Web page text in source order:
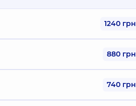
1240 грн
880 грн
740 грн